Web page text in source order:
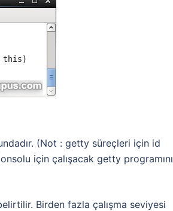
(Not : getty süreçleri için id
için çalışacak getty programını
Birden fazla çalışma seviyesi